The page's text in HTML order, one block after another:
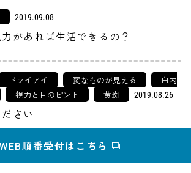
2019.09.08
があれば生活できるの？
ドライアイ 変なものが見える
白内
視力と目のピント 黄斑 2019.08.26
さい
WEB順番受付はこちら